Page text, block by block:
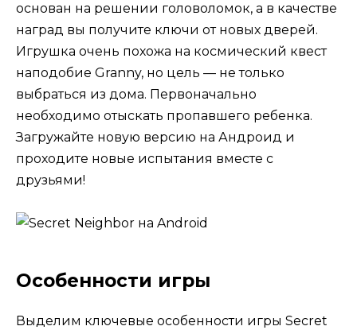
основан на решении головоломок, а в качестве
наград вы получите ключи от новых дверей.
Игрушка очень похожа на космический квест
наподобие Granny, но цель — не только
выбраться из дома. Первоначально
необходимо отыскать пропавшего ребенка.
Загружайте новую версию на Андроид и
проходите новые испытания вместе с
друзьями!
Особенности игры
Выделим ключевые особенности игры Secret